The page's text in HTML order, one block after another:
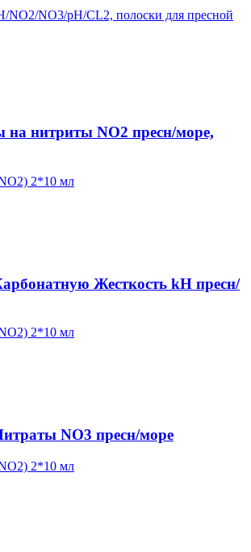
на нитриты NO2 пресн/море,
Жесткость kH пресн/
NO3 пресн/море